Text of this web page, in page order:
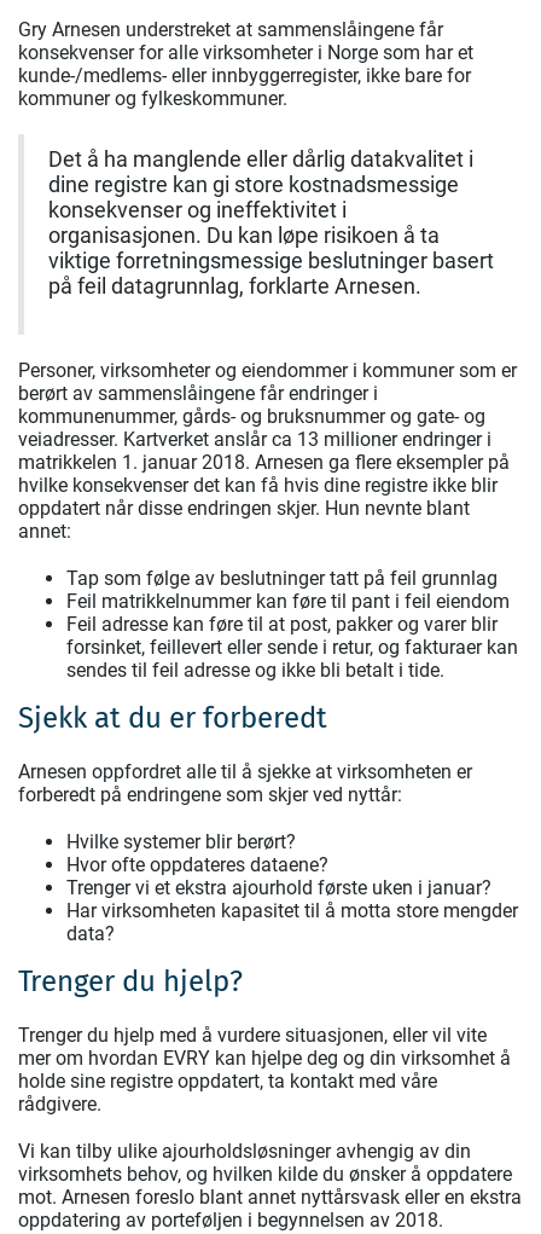
Gry Arnesen understreket at sammenslåingene får
konsekvenser for alle virksomheter i Norge som har et
kunde-/medlems- eller innbyggerregister, ikke bare for
kommuner og fylkeskommuner.
Det å ha manglende eller dårlig datakvalitet i
dine registre kan gi store kostnadsmessige
konsekvenser og ineffektivitet i
organisasjonen. Du kan løpe risikoen å ta
viktige forretningsmessige beslutninger basert
på feil datagrunnlag, forklarte Arnesen.
Personer, virksomheter og eiendommer i kommuner som er
berørt av sammenslåingene får endringer i
kommunenummer, gårds- og bruksnummer og gate- og
veiadresser. Kartverket anslår ca 13 millioner endringer i
matrikkelen 1. januar 2018. Arnesen ga flere eksempler på
hvilke konsekvenser det kan få hvis dine registre ikke blir
oppdatert når disse endringen skjer. Hun nevnte blant
annet:
Tap som følge av beslutninger tatt på feil grunnlag
Feil matrikkelnummer kan føre til pant i feil eiendom
Feil adresse kan føre til at post, pakker og varer blir
forsinket, feillevert eller sende i retur, og fakturaer kan
sendes til feil adresse og ikke bli betalt i tide.
Sjekk at du er forberedt
Arnesen oppfordret alle til å sjekke at virksomheten er
forberedt på endringene som skjer ved nyttår:
Hvilke systemer blir berørt?
Hvor ofte oppdateres dataene?
Trenger vi et ekstra ajourhold første uken i januar?
Har virksomheten kapasitet til å motta store mengder
data?
Trenger du hjelp?
Trenger du hjelp med å vurdere situasjonen, eller vil vite
mer om hvordan EVRY kan hjelpe deg og din virksomhet å
holde sine registre oppdatert, ta kontakt med våre
rådgivere.
Vi kan tilby ulike ajourholdsløsninger avhengig av din
virksomhets behov, og hvilken kilde du ønsker å oppdatere
mot. Arnesen foreslo blant annet nyttårsvask eller en ekstra
oppdatering av porteføljen i begynnelsen av 2018.